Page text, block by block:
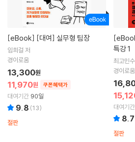
[eBook] [대여] 실무형 팀장
임희걸 저
경이로움
11,970원 쿠폰혜택가
13,300원
대여기간 90일
9.8 (13)
절판
특강 1
최고민
경이로움
대여기간
8.7
절판